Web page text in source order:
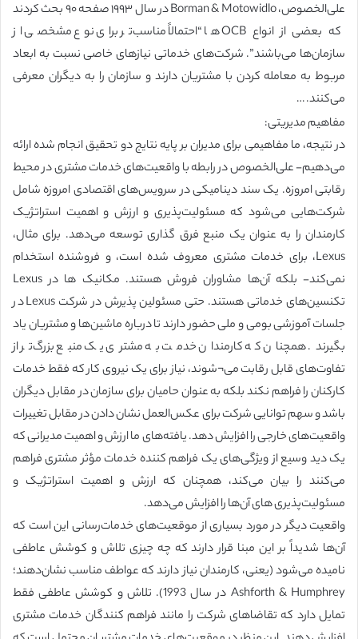
علی‌الخصوص، Borman & Motowidlo در سال ۱۹۹۳ صفحه ۹۰ بحث کردند
که بعضی از انواع OCB ها “احتمالاً مناسب‌تر برای نوع مشخصی از
سازمان‌ها می‌باشند”. شرکت‌های خدماتی نیازهای خاصی نسبت به ابعاد
مربوط به معامله کردن با مشتریان دارند و سازمان را به دیگران معرفی
می‌کنند. …
مفاهیم مدیریتی:
در نتیجه، ما مفاهیمی برای مدیران بر پایه نتایج دو تحقیق انجام شده ارائه
می‌دهیم- علی‌الخصوص در رابطه با واقعیت‌های خدمات مشتری در محیط
رقابتی امروزه. یک سند دینامیکی در سرویس‌های اقتصادی امروزه شامل
شرکت‌هایی می‌شود که مسئولیت‌پذیری و ارزش و اهمیت استراتژیک
کارمندان را به عنوان یک منبع فرق گذاری توسعه می‌دهد. برای مثال،
Lexus، برای خدمات مشتری معروف شده است، و فروشنده استخدام
نمی‌کند- بلکه آن‌ها مشاوران فروش هستند. مکانیک ها در Lexus
تکنسین‌های خدماتی هستند. حتی مسئولین پذیرش در شرکت Lexus در
جلسات آموزشی بومی و ملی حضور دارند تا درباره ماشین‌ها و مشتریان یاد
بگیرند. همچنان که کارمندان خدمت به مشتری یک منبع بزرگ‌تر از
تفاوت‌های قابل رقابت می¬شوند، نیاز برای یک نیروی کار که فقط خدمات
کارکنان را فراهم نکند بلکه به عنوان حامیان برای سازمان در مقابل دیگران
باشد و سهم توانایی‌ شرکت برای عکس‌العمل نشان دادن در مقابل تغییرات
واقعیت‌های خارجی را افزایش دهد. یافته‌های ما ارزش و اهمیت مدیرانی که
یک دید وسیع از ویژگی‌های یک فراهم کننده خدمات مؤثر مشتری فراهم
می‌کنند را بیان می‌کند، همچنان که ارزش و اهمیت استراتژیک و
مسئولیت‌پذیری های آن‌ها را افزایش می‌دهد.
واقعیت دیگر در مورد بسیاری از موقعیت‌های خدمات‌رسانی این است که
آن‌ها شدیداً بر این مبنا قرار دارند که چه چیزی تلاش و کوشش عاطفی
نامیده می‌شود (یعنی، کارمندان نیاز دارند که عواطف مناسب نشان‌دهند؛
Ashforth & Humphrey در سال 1993). تلاش و کوشش عاطفی فقط
تمایل دارد که تقاضاهای شرکت را مانند فراهم کنندگان خدمات مشتری